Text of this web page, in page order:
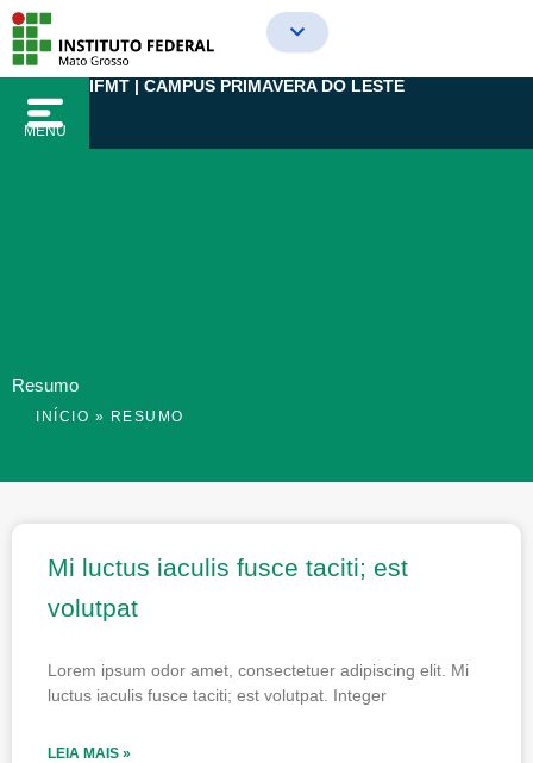
para
conteúdo
MENU
IFMT | CAMPUS PRIMAVERA DO LESTE
Resumo
INÍCIO » RESUMO
Mi luctus iaculis fusce taciti; est
volutpat
Lorem ipsum odor amet, consectetuer adipiscing elit. Mi
luctus iaculis fusce taciti; est volutpat. Integer
LEIA MAIS »